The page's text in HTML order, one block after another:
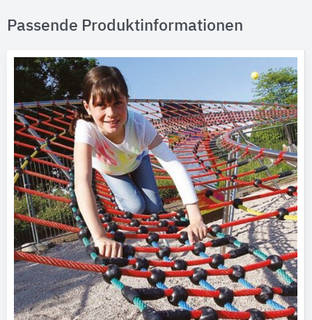
Passende Produktinformationen